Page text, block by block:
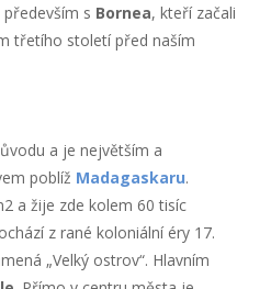
především s Bornea, kteří začali
třetího století před naším
a je největším a
poblíž Madagaskaru.
a žije zde kolem 60 tisíc
z rané koloniální éry 17.
„Velký ostrov“. Hlavním